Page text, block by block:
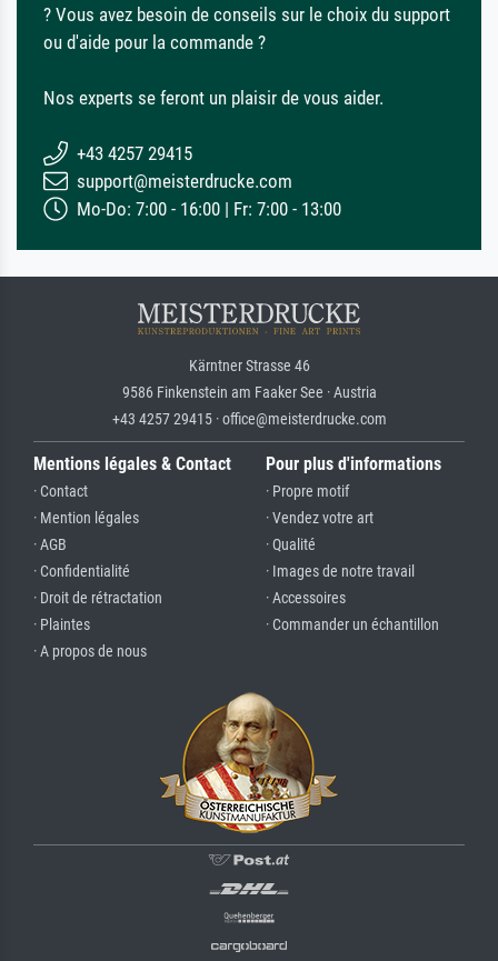
? Vous avez besoin de conseils sur le choix du support
ou d'aide pour la commande ?
Nos experts se feront un plaisir de vous aider.
+43 4257 29415
support@meisterdrucke.com
Mo-Do: 7:00 - 16:00 | Fr: 7:00 - 13:00
Kärntner Strasse 46
9586 Finkenstein am Faaker See · Austria
+43 4257 29415 · office@meisterdrucke.com
Mentions légales & Contact
· Contact
· Mention légales
· AGB
· Confidentialité
· Droit de rétractation
· Plaintes
· A propos de nous
Pour plus d'informations
· Propre motif
· Vendez votre art
· Qualité
· Images de notre travail
· Accessoires
· Commander un échantillon